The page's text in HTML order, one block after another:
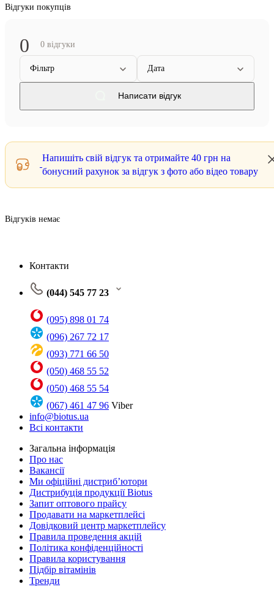
Відгуки покупців
0 0 відгуки
Фільтр Дата
Написати відгук
Напишіть свій відгук та отримайте 40 грн на
бонусний рахунок за відгук з фото або відео товару
Відгуків немає
Контакти
(044) 545 77 23
(095) 898 01 74
(096) 267 72 17
(093) 771 66 50
(050) 468 55 52
(050) 468 55 54
(067) 461 47 96 Viber
info@biotus.ua
Всі контакти
Загальна інформація
Про нас
Вакансії
Ми офіційні дистриб’ютори
Дистрибуція продукції Biotus
Запит оптового прайсу
Продавати на маркетплейсі
Довідковий центр маркетплейсу
Правила проведення акцій
Політика конфіденційності
Правила користування
Підбір вітамінів
Тренди